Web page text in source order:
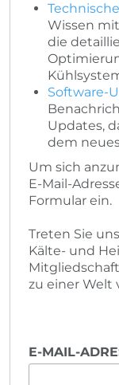
Wissen
die
Software-
Updates,
dem
Um sich
E-Mail-
Formular ein.
Treten Sie
Kälte- und
zu einer Welt
E-MAIL-